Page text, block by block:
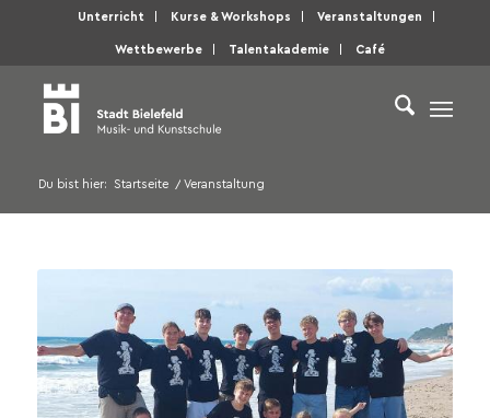
Unterricht Kurse & Workshops Veranstaltungen
Wettbewerbe Talentakademie Café
Du bist hier: Startseite / Veranstaltung